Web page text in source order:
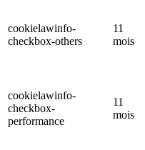
cookielawinfo-
checkbox-others
11
mois
cookielawinfo-
checkbox-
performance
11
mois